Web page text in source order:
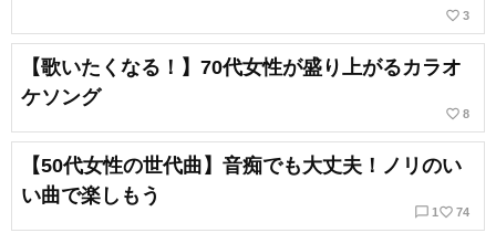
favorite_border 3
【歌いたくなる！】70代女性が盛り上がるカラオ
ケソング
favorite_border 8
【50代女性の世代曲】音痴でも大丈夫！ノリのい
い曲で楽しもう
chat_bubble_outline 1 favorite_border 74